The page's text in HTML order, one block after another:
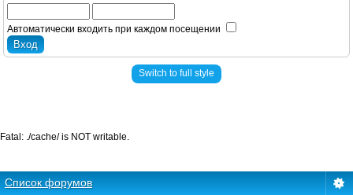
Автоматически входить при каждом посещении
Switch to full style
Список форумов
Fatal: ./cache/ is NOT writable.